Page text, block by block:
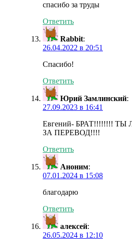
спасибо за труды
Ответить
Rabbit:
26.04.2022 в 20:51
Спасибо!
Ответить
Юрий Замлинский:
27.09.2023 в 16:41
Евгений- БРАТ!!!!!!!!
ЗА ПЕРЕВОД!!!!
Ответить
Аноним:
07.01.2024 в 15:08
благодарю
Ответить
алексей:
26.05.2024 в 12:10